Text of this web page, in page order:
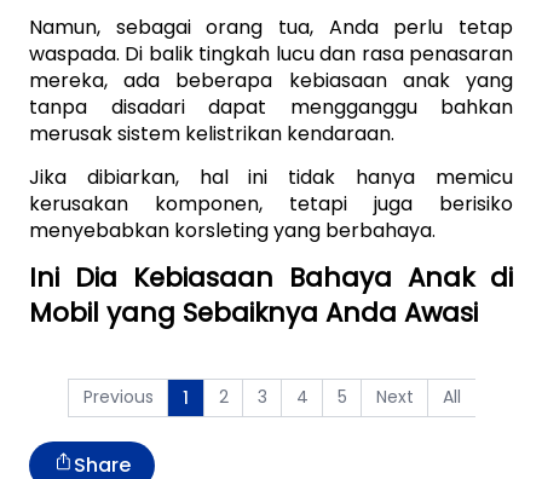
Namun, sebagai orang tua, Anda perlu tetap
waspada. Di balik tingkah lucu dan rasa penasaran
mereka, ada beberapa kebiasaan anak yang
tanpa disadari dapat mengganggu bahkan
merusak sistem kelistrikan kendaraan.
Jika dibiarkan, hal ini tidak hanya memicu
kerusakan komponen, tetapi juga berisiko
menyebabkan korsleting yang berbahaya.
Ini Dia Kebiasaan Bahaya Anak di
Mobil yang Sebaiknya Anda Awasi
Previous 1 2 3 4 5 Next All
Share